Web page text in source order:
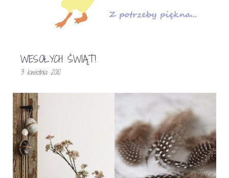
WESOŁYCH ŚWIĄT!
3 kwietnia 2010